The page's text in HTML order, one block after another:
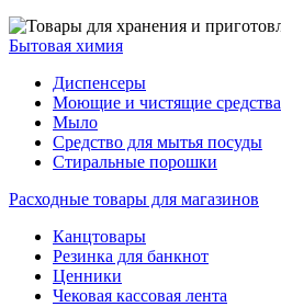
Бытовая химия
Диспенсеры
Моющие и чистящие средства
Мыло
Средство для мытья посуды
Стиральные порошки
Расходные товары для магазинов
Канцтовары
Резинка для банкнот
Ценники
Чековая кассовая лента